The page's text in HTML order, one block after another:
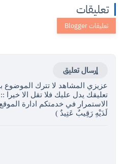
تعليقات
إرسال تعليق
عزيزي المشاهد لا تترك الموضوع
تعليقك يدل عليك فلا تقل الا خيرا
الاستمرار في خدمتكم ادارة
لَدَيْهِ رَقِيبٌ عَتِيدٌ )